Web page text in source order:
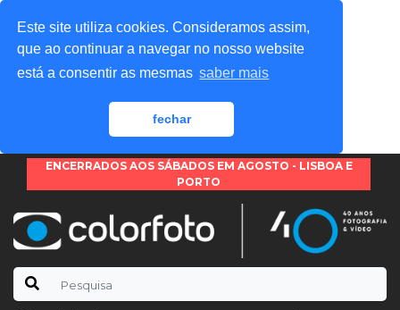
Este site utiliza cookies. Consideramos assim,
que ao continuar a navegar no nosso website
está a consentir as mesmas saber mais
fechar
ENCERRADOS AOS SÁBADOS EM AGOSTO - LISBOA E
PORTO